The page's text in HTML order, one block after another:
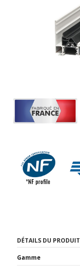
DÉTAILS DU PRODUIT
Gamme